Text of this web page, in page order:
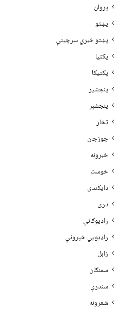
پروان
پښتو
پښتو خبري سرچينې
پکتيا
پکتیکا
پنجشیر
پنجشېر
تخار
جوزجان
خبرونه
خوست
دایکندی
دری
راډیوګانې
راډیويي خپرونې
زابل
سمنګان
سندرې
شعرونه